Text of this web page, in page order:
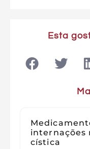
Esta
internações
cística